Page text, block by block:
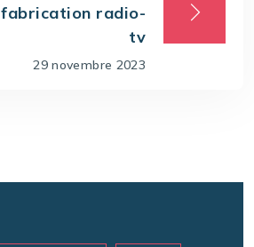
fabrication radio-
tv
29 novembre 2023